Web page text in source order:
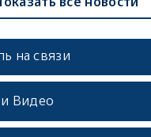
на связи
Видео